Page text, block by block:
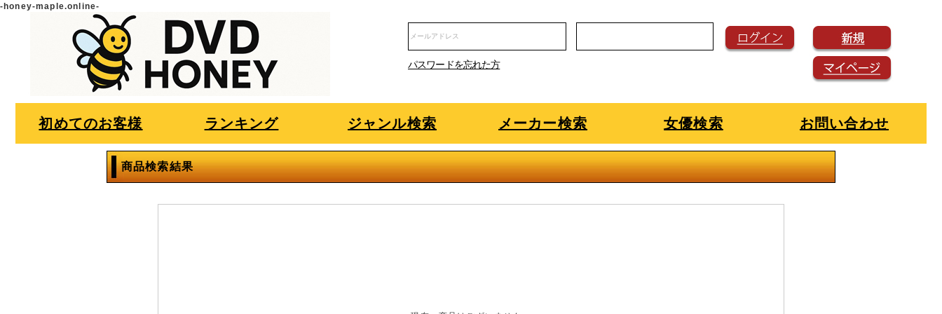
-honey-maple.online-
パスワードを忘れた方
初めてのお客様 ランキング ジャンル検索 メーカー検索 女優検索 お問い合わせ
商品検索結果